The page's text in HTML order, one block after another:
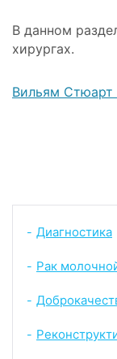
В данном
хирургах.
Вильям Стюарт
- Диагностика
- Рак
-
-